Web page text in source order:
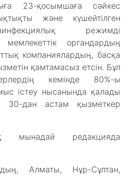
23-қосымшаға сәйкес
және күшейтілген
режимді
органдардың
компаниялардың, басқа
қамтамасыз етсін. Бұл
кемінде 80%-ы
істеу нысанында қалады
30-дан астам қызметкер
мынадай редакцияда
Алматы, Нұр-Сұлтан,